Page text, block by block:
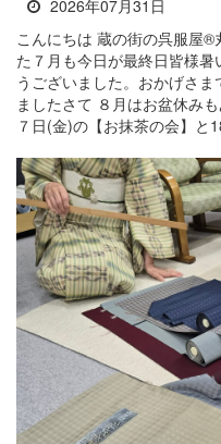
2026年07月31日
こんにちは 蔵の街の呉服屋®
た７月も今日が最終日皆様
うございました。おかげさ
ましたさて ８月はお盆休み
７日(金)の【お抹茶の会】と